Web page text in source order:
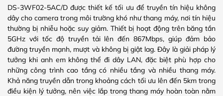
DS-3WF02-5AC/D được thiết kế tối ưu để truyền tín hiệu không
dây cho camera trong môi trường khó như thang máy, nơi tín hiệu
thường bị nhiễu hoặc suy giảm. Thiết bị hoạt động trên băng tần
5GHz với tốc độ truyền tải lên đến 867Mbps, giúp đảm bảo
đường truyền mạnh, mượt và không bị giật lag. Đây là giải pháp lý
tưởng khi anh em không thể đi dây LAN, đặc biệt phù hợp cho
những công trình cao tầng có nhiều tầng và nhiều thang máy.
Khả năng truyền dẫn trong khoảng cách tối ưu lên đến 5km trong
điều kiện lý tưởng, nên việc lắp trong thang máy hoàn toàn nằm